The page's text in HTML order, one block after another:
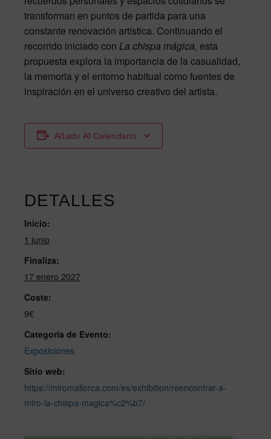
transforman en puntos de partida para una
constante renovación artística. Continuando el
recorrido iniciado con La chispa mágica, esta
propuesta explora la importancia de la casualidad,
la memoria y el entorno habitual como fuentes de
inspiración en el universo creativo del artista.
Añadir Al Calendario
DETALLES
Inicio:
1 junio
Finaliza:
17 enero 2027
Coste:
9€
Categoría de Evento:
Exposiciones
Sitio web:
https://miromallorca.com/es/exhibition/reencontrar-a-
miro-la-chispa-magica%c2%b7/